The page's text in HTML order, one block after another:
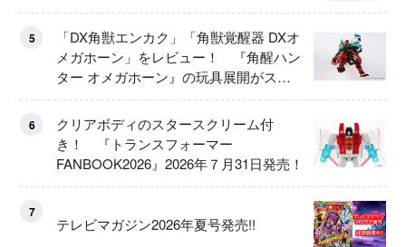
5
「DX角獣エンカク」「角獣覚醒器 DXオ
メガホーン」をレビュー！ 『角醒ハン
ター オメガホーン』の玩具展開がスタ
ート！
6
クリアボディのスタースクリーム付
き！ 『トランスフォーマー
FANBOOK2026』2026年７月31日発売！
7
テレビマガジン2026年夏号発売!!